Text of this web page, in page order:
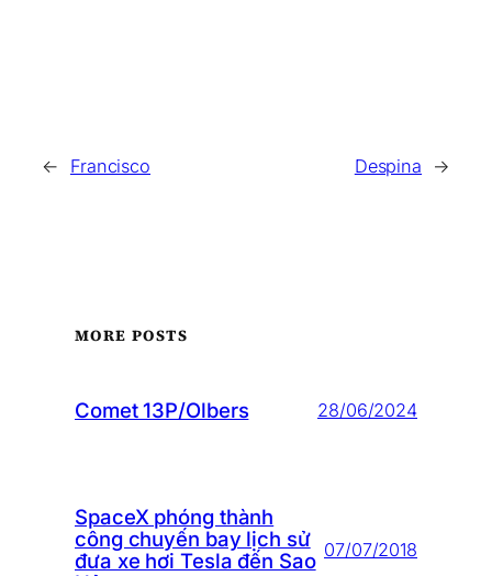
← Francisco Despina →
MORE POSTS
Comet 13P/Olbers 28/06/2024
SpaceX phóng thành
công chuyến bay lịch sử
đưa xe hơi Tesla đến Sao 07/07/2018